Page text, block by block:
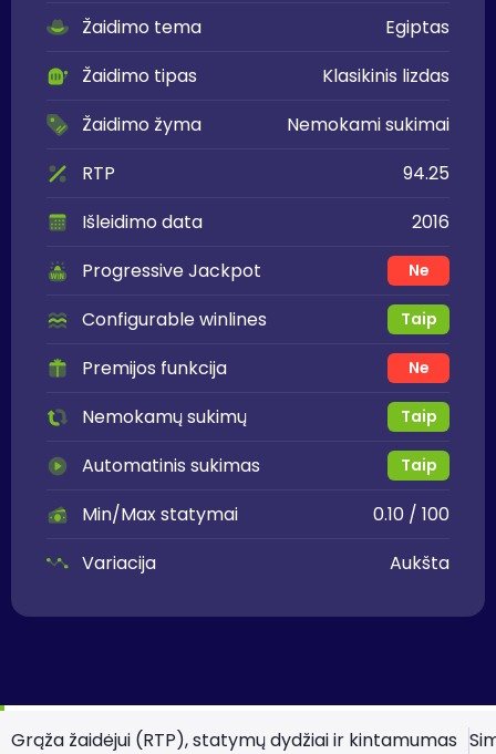
Žaidimo tema
Egiptas
Žaidimo tipas
Klasikinis lizdas
Žaidimo žyma
Nemokami sukimai
RTP
94.25
Išleidimo data
2016
Progressive Jackpot
Ne
Configurable winlines Taip
Premijos funkcija Ne
Nemokamų sukimų Taip
Automatinis sukimas Taip
Min/Max statymai
0.10 / 100
Variacija
Aukšta
Grąža žaidėjui (RTP), statymų dydžiai ir kintamumas